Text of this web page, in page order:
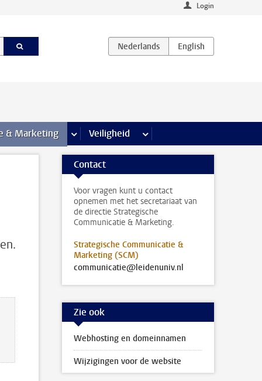
Login
& Marketing meer Communicatie & Marketing pagina’s
Veiligheid meer Veiligheid pagina’s
Contact
Voor vragen kunt u contact
opnemen met het secretariaat van
de directie Strategische
Communicatie & Marketing.
Strategische Communicatie &
Marketing (SCM)
communicatie@leidenuniv.nl
Zie ook
Webhosting en domeinnamen
Wijzigingen voor de website